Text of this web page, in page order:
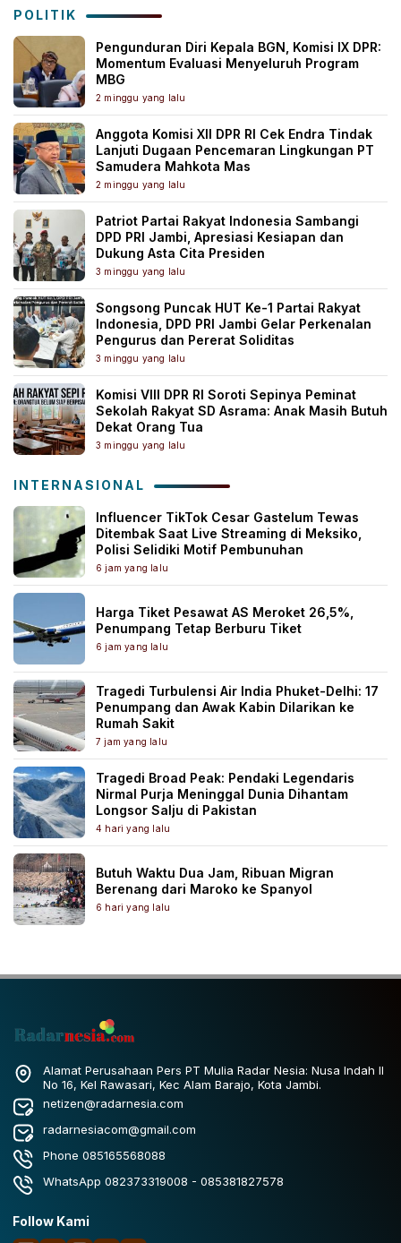
POLITIK
Pengunduran Diri Kepala BGN, Komisi IX DPR:
Momentum Evaluasi Menyeluruh Program
MBG
2 minggu yang lalu
Anggota Komisi XII DPR RI Cek Endra Tindak
Lanjuti Dugaan Pencemaran Lingkungan PT
Samudera Mahkota Mas
2 minggu yang lalu
Patriot Partai Rakyat Indonesia Sambangi
DPD PRI Jambi, Apresiasi Kesiapan dan
Dukung Asta Cita Presiden
3 minggu yang lalu
Songsong Puncak HUT Ke-1 Partai Rakyat
Indonesia, DPD PRI Jambi Gelar Perkenalan
Pengurus dan Pererat Soliditas
3 minggu yang lalu
Komisi VIII DPR RI Soroti Sepinya Peminat
Sekolah Rakyat SD Asrama: Anak Masih Butuh
Dekat Orang Tua
3 minggu yang lalu
INTERNASIONAL
Influencer TikTok Cesar Gastelum Tewas
Ditembak Saat Live Streaming di Meksiko,
Polisi Selidiki Motif Pembunuhan
6 jam yang lalu
Harga Tiket Pesawat AS Meroket 26,5%,
Penumpang Tetap Berburu Tiket
6 jam yang lalu
Tragedi Turbulensi Air India Phuket-Delhi: 17
Penumpang dan Awak Kabin Dilarikan ke
Rumah Sakit
7 jam yang lalu
Tragedi Broad Peak: Pendaki Legendaris
Nirmal Purja Meninggal Dunia Dihantam
Longsor Salju di Pakistan
4 hari yang lalu
Butuh Waktu Dua Jam, Ribuan Migran
Berenang dari Maroko ke Spanyol
6 hari yang lalu
Alamat Perusahaan Pers PT Mulia Radar Nesia: Nusa Indah II
No 16, Kel Rawasari, Kec Alam Barajo, Kota Jambi.
netizen@radarnesia.com
radarnesiacom@gmail.com
Phone 085165568088
WhatsApp 082373319008 - 085381827578
Follow Kami